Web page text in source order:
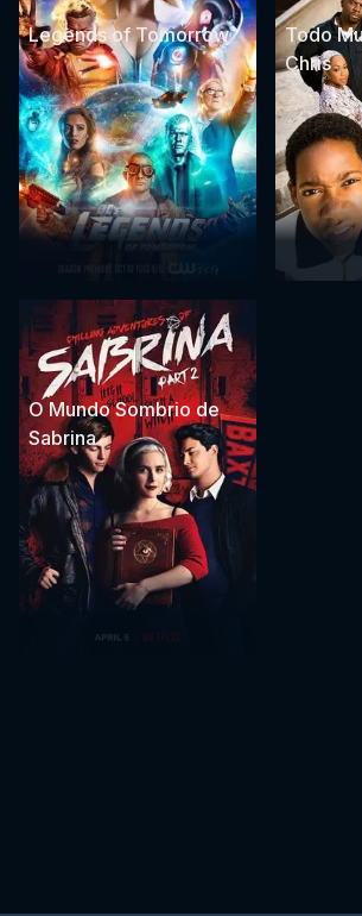
Legends of Tomorrow
Todo
Chris
O Mundo Sombrio de
Sabrina